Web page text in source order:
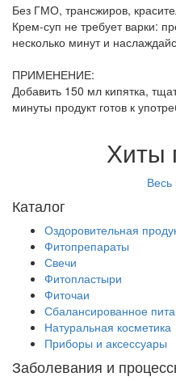
Без ГМО, трансжиров,
Крем-суп не требует варки:
несколько минут и
ПРИМЕНЕНИЕ:
Добавить 150 мл кипятка,
минуты продукт готов к
Хиты
Весь
Каталог
Оздоровительная
Фитопрепараты
Свечи
Фитопластыри
Фиточаи
Сбалансированное
Натуральная косметика
Приборы и аксессуары
Заболевания и